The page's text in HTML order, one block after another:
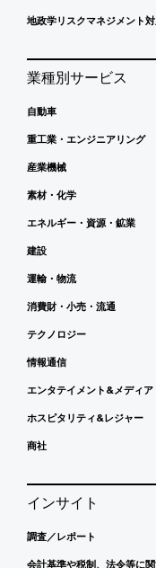
地政学リスクマネジメント
業種別サービス
自動車
重工業・エンジニアリング
産業機械
素材・化学
エネルギー・資源・鉱業
建設
運輸・物流
消費財・小売・流通
テクノロジー
情報通信
エンタテイメント&メディア
ホスピタリティ&レジャー
商社
インサイト
調査／レポート
会計基準や税制、法令等に